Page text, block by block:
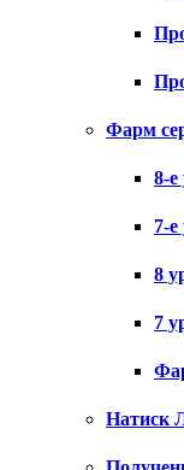
Фарм
8-е
7-
8
7
Натиск